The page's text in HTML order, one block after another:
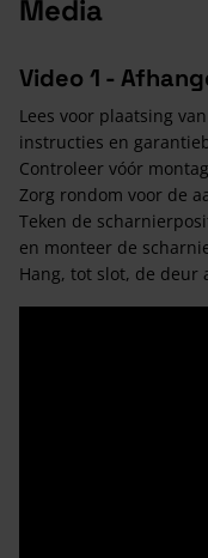
Media
Video 1 -
Lees voor plaatsing
instructies en
Controleer vóór
Zorg rondom voor de
Teken de
en monteer de
Hang, tot slot, de deur